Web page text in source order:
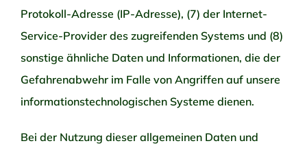
Protokoll-Adresse (IP-Adresse), (7) der Internet-
Service-Provider des zugreifenden Systems und (8)
sonstige ähnliche Daten und Informationen, die der
Gefahrenabwehr im Falle von Angriffen auf unsere
informationstechnologischen Systeme dienen.
Bei der Nutzung dieser allgemeinen Daten und